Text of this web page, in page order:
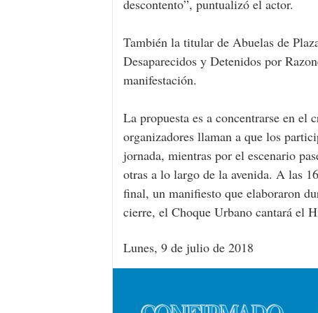
descontento”, puntualizó el actor.
También la titular de Abuelas de
Desaparecidos y Detenidos por
manifestación.
La propuesta es a concentrarse en
organizadores llaman a que los
jornada, mientras por el escenario
otras a lo largo de la avenida. A las
final, un manifiesto que elaboraron
cierre, el Choque Urbano cantará el
Lunes, 9 de julio de 2018